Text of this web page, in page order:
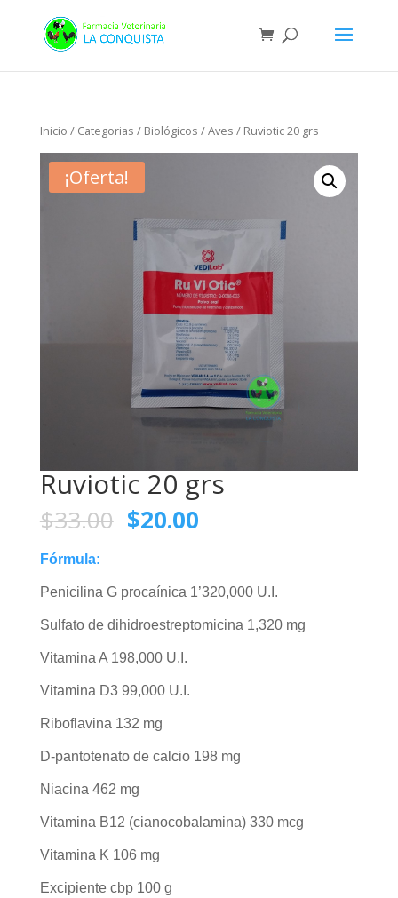
Inicio / Categorias / Biológicos /Aves / Ruviotic 20 grs
¡Oferta!
Ruviotic 20 grs
$33.00 $20.00
Fórmula:
Penicilina G procaínica 1’320,000 U.I.
Sulfato de dihidroestreptomicina 1,320 mg
Vitamina A 198,000 U.I.
Vitamina D3 99,000 U.I.
Riboflavina 132 mg
D-pantotenato de calcio 198 mg
Niacina 462 mg
Vitamina B12 (cianocobalamina) 330 mcg
Vitamina K 106 mg
Excipiente cbp 100 g